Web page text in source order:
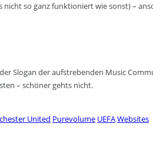
nicht so ganz funktioniert wie sonst) –
Slogan der aufstrebenden Music
– schöner gehts nicht.
United Purevolume UEFAWebsites